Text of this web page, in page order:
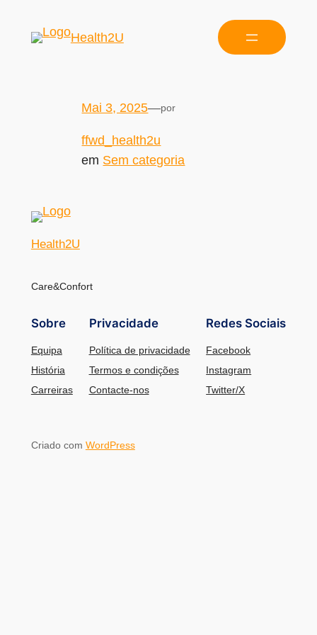
Health2U
Mai 3, 2025—por
ffwd_health2u
em Sem categoria
Health2U
Care&Confort
Sobre
Equipa
História
Carreiras
Privacidade
Política de privacidade
Termos e condições
Contacte-nos
Redes Sociais
Facebook
Instagram
Twitter/X
Criado com WordPress